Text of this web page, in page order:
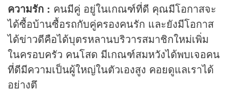
ความรัก : คนมีคู่ อยู่ในเกณฑ์ที่ดี คุณมีโอกาสจะ
ได้ซื้อบ้านซื้อรถกับคู่ครองคนรัก และยังมีโอกาส
ได้ข่าวดีคือได้บุตรหลานบริวารสมาชิกใหม่เพิ่ม
ในครอบครัว คนโสด มีเกณฑ์สมหวังได้พบเจอคน
ที่ดีมีความเป็นผู้ใหญ่ในตัวเองสูง คอยดูแลเราได้
อย่างตึ